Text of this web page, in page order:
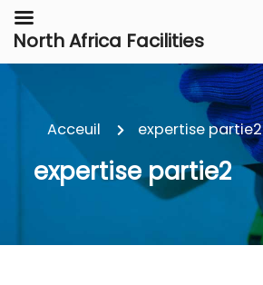
Acceuil expertise partie2
expertise partie2
North Africa Facilities